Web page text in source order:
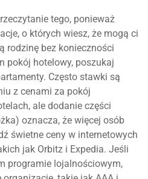
tego, ponieważ
o których wiesz, że mogą ci
rodzinę bez konieczności
pokój hotelowy, poszukaj
Często stawki są
z cenami za pokój
ale dodanie części
oznacza, że ​​więcej osób
świetne ceny w internetowych
jak Orbitz i Expedia. Jeśli
programie lojalnościowym,